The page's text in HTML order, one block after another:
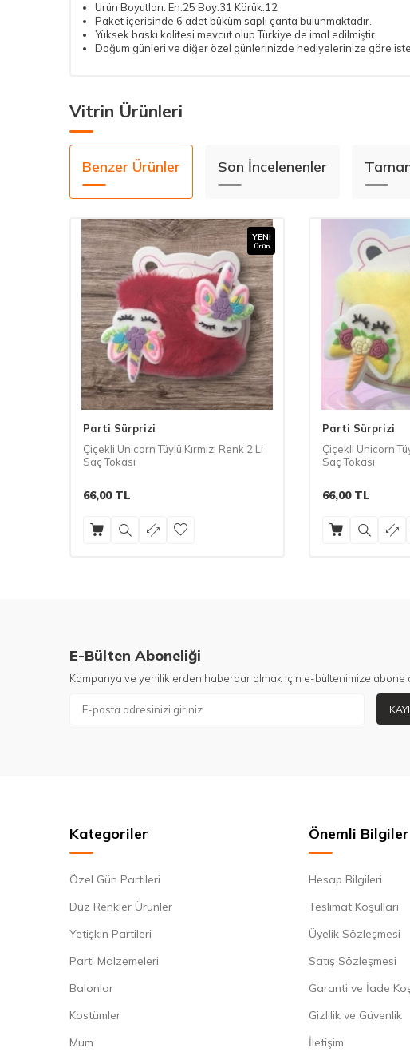
Ürün Boyutları: En:25 Boy:31 Körük:12
Paket içerisinde 6 adet büküm saplı çanta bulunmaktadır.
Yüksek baskı kalitesi mevcut olup Türkiye de imal edilmiştir.
Doğum günleri ve diğer özel günlerinizde hediyelerinize göre
Vitrin Ürünleri
Benzer Ürünler Son İncelenenler
YENI
Ürün
Parti Sürprizi
Çiçekli Unicorn Tüylü Kırmızı Renk 2 Li
Saç Tokası
66,00TL
Parti Sürprizi
Çiçekli Unicorn
Saç Tokası
66,00TL
E-Bülten Aboneliği
Kampanya ve yeniliklerden haberdar olmak için e-bültenimize abone
Kategoriler
Özel Gün Partileri
Düz Renkler Ürünler
Yetişkin Partileri
Parti Malzemeleri
Balonlar
Kostümler
Mum
Önemli Bilgiler
Hesap Bilgileri
Teslimat Koşulları
Üyelik Sözleşmesi
Satış Sözleşmesi
Garanti ve İade
Gizlilik ve Güvenlik
İletişim